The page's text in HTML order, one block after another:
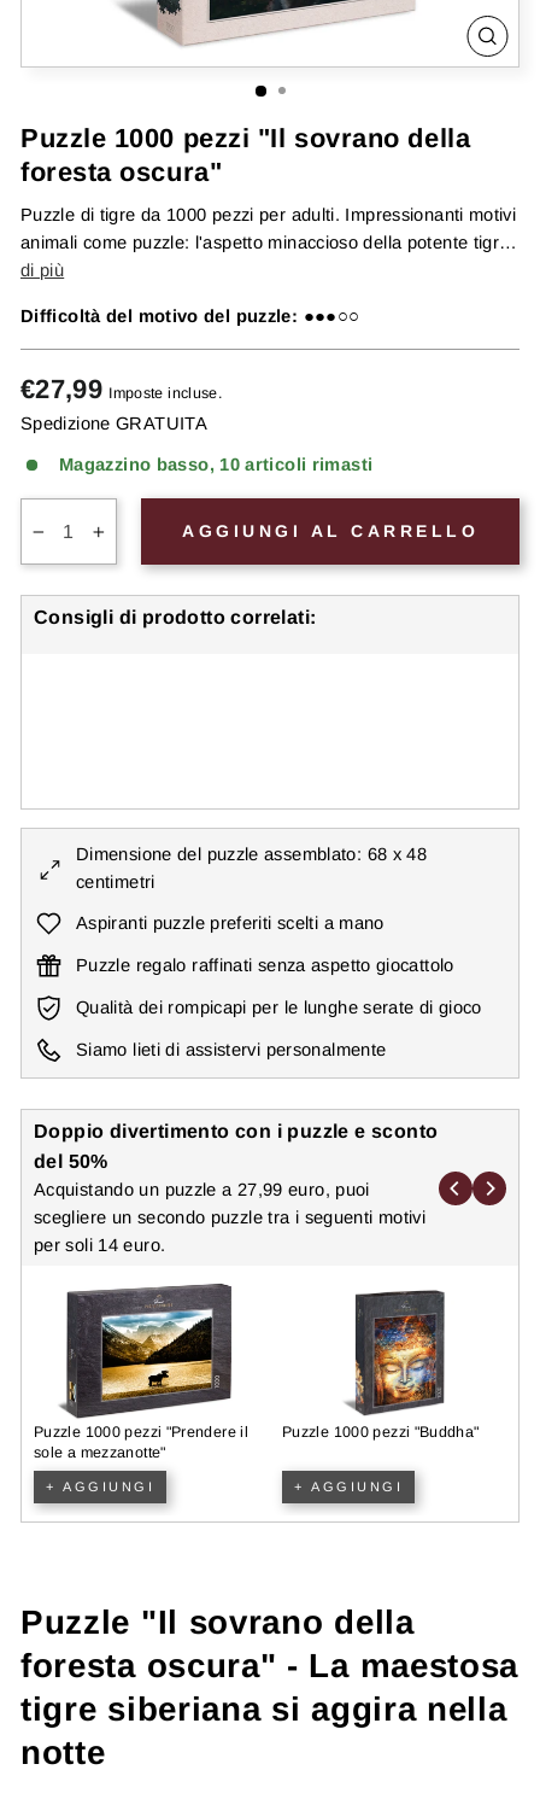
Puzzle 1000 pezzi "Il sovrano della
foresta oscura"
Puzzle di tigre da 1000 pezzi per adulti. Impressionanti motivi
animali come puzzle: l'aspetto minaccioso della potente tigre
nella...
di più
Difficoltà del motivo del puzzle: ●●●○○
Prezzo
listino
€27,99 Imposte incluse.
Spedizione GRATUITA
Magazzino basso, 10 articoli rimasti
+
AGGIUNGI AL CARRELLO
Consigli di prodotto correlati:
Dimensione del puzzle assemblato: 68 x 48
centimetri
Aspiranti puzzle preferiti scelti a mano
Puzzle regalo raffinati senza aspetto giocattolo
Qualità dei rompicapi per le lunghe serate di gioco
Siamo lieti di assistervi personalmente
Doppio divertimento con i puzzle e sconto
del 50%
Acquistando un puzzle a 27,99 euro, puoi
scegliere un secondo puzzle tra i seguenti motivi
per soli 14 euro.
Puzzle 1000 pezzi "Prendere il
sole a mezzanotte"
+ AGGIUNGI
Puzzle 1000 pezzi "Buddha"
+ AGGIUNGI
Puzzle "Il sovrano della
foresta oscura" - La maestosa
tigre siberiana si aggira nella
notte